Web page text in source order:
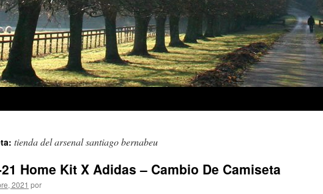
tienda del arsenal santiago bernabeu
Home Kit X Adidas – Cambio De Camiseta
2021 por